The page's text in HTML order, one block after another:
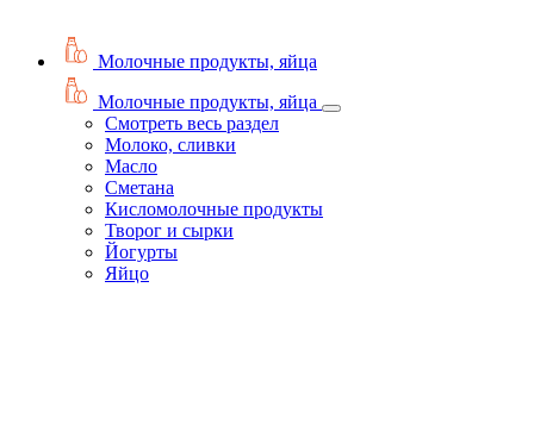
Молочные продукты, яйца
Молочные продукты, яйца
Смотреть весь раздел
Молоко, сливки
Масло
Сметана
Кисломолочные продукты
Творог и сырки
Йогурты
Яйцо